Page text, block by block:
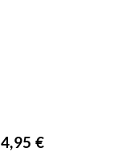
4,95 €